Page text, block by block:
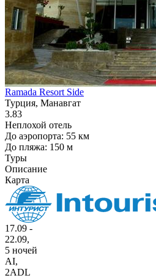
Ramada Resort Side
Турция, Манавгат
3.83
Неплохой отель
До аэропорта: 55 км
До пляжа: 150 м
Туры
Описание
Карта
17.09 -
22.09,
5 ночей
AI,
2ADL